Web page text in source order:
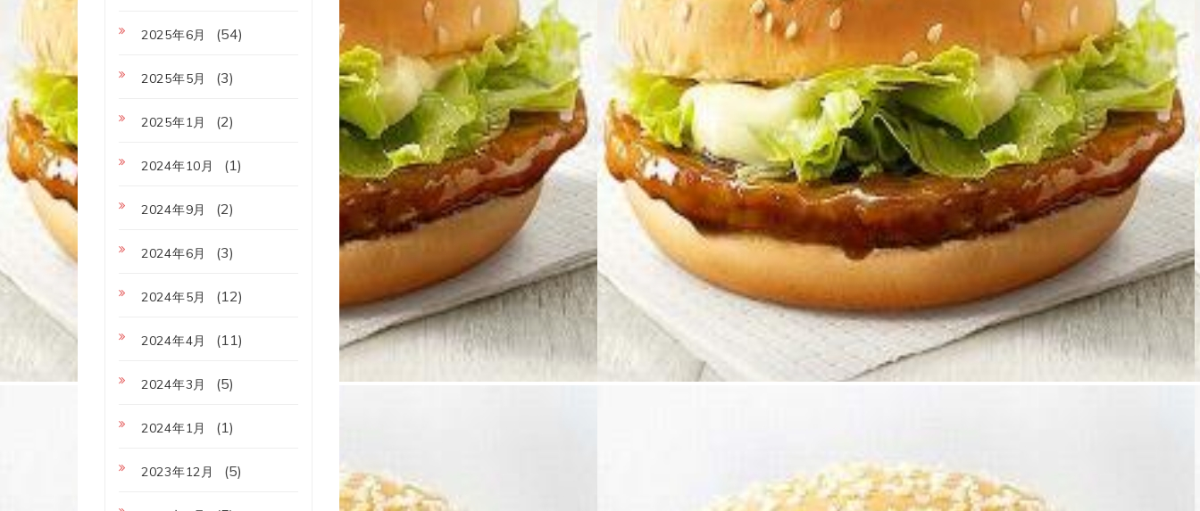
2025年6月 (54)
2025年5月 (3)
2025年1月 (2)
2024年10月 (1)
2024年9月 (2)
2024年6月 (3)
2024年5月 (12)
2024年4月 (11)
2024年3月 (5)
2024年1月 (1)
2023年12月 (5)